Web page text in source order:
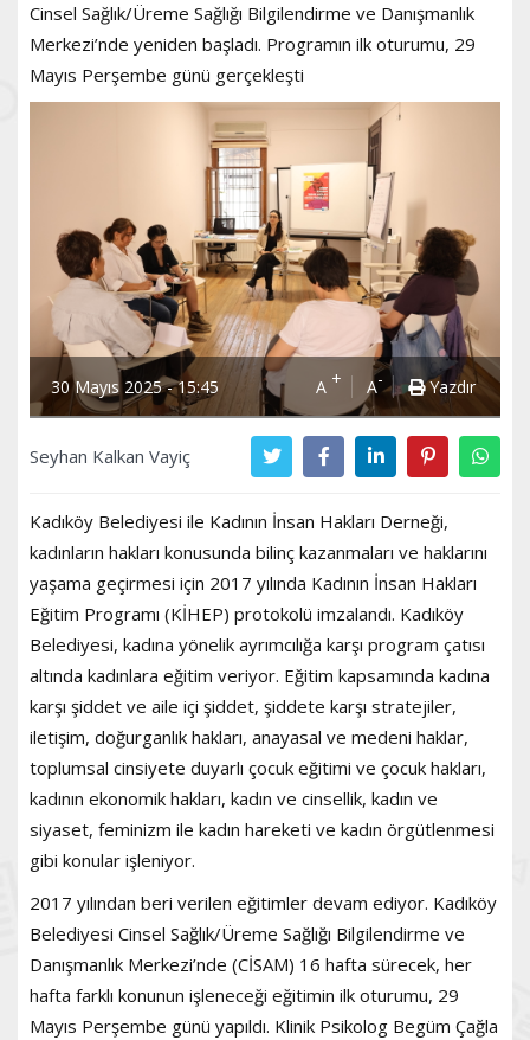
Cinsel Sağlık/Üreme Sağlığı Bilgilendirme ve Danışmanlık
Merkezi’nde yeniden başladı. Programın ilk oturumu, 29
Mayıs Perşembe günü gerçekleşti
30 Mayıs 2025 - 15:45 A + A- Yazdır
Seyhan Kalkan Vayiç
Kadıköy Belediyesi ile Kadının İnsan Hakları Derneği,
kadınların hakları konusunda bilinç kazanmaları ve haklarını
yaşama geçirmesi için 2017 yılında Kadının İnsan Hakları
Eğitim Programı (KİHEP) protokolü imzalandı. Kadıköy
Belediyesi, kadına yönelik ayrımcılığa karşı program çatısı
altında kadınlara eğitim veriyor. Eğitim kapsamında kadına
karşı şiddet ve aile içi şiddet, şiddete karşı stratejiler,
iletişim, doğurganlık hakları, anayasal ve medeni haklar,
toplumsal cinsiyete duyarlı çocuk eğitimi ve çocuk hakları,
kadının ekonomik hakları, kadın ve cinsellik, kadın ve
siyaset, feminizm ile kadın hareketi ve kadın örgütlenmesi
gibi konular işleniyor.
2017 yılından beri verilen eğitimler devam ediyor. Kadıköy
Belediyesi Cinsel Sağlık/Üreme Sağlığı Bilgilendirme ve
Danışmanlık Merkezi’nde (CİSAM) 16 hafta sürecek, her
hafta farklı konunun işleneceği eğitimin ilk oturumu, 29
Mayıs Perşembe günü yapıldı. Klinik Psikolog Begüm Çağla